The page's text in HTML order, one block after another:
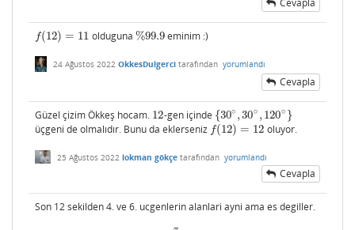
Cevapla
f(12) = 11
f(12)= 11 olduguna %99.9
%99.9eminim :)
24 Ağustos 2022 OkkesDulgerci tarafından yorumlandı
Cevapla
Güzel çizim Ökkeş hocam. 12
12-gen içinde {30∘ ,30∘ , 120∘ }
{30∘,30∘,120∘}
üçgeni de olmalıdır. Bunu da eklerseniz f(12) = 12
f(12)= 12 oluyor.
25 Ağustos 2022 lokman gökçe tarafından yorumlandı
Cevapla
Son 12 sekilden 4. ve 6. ucgenlerin alanlari ayni ama es degiller.